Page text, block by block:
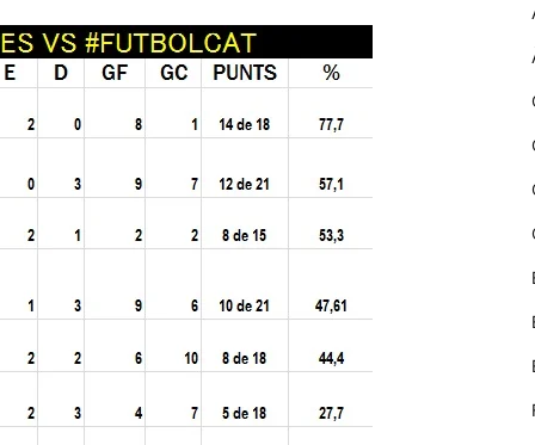
funcionalitat i
la seva
estructura.
Experiència
Alguns
nostre lloc web
dades en el seu
permeten que